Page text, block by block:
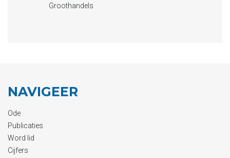
Groothandels
NAVIGEER
Ode
Publicaties
Word lid
Cijfers